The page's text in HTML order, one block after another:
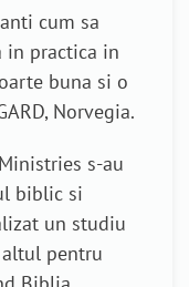
cum sa
in practica in
buna si o
Norvegia.
s-au
biblic si
un studiu
pentru